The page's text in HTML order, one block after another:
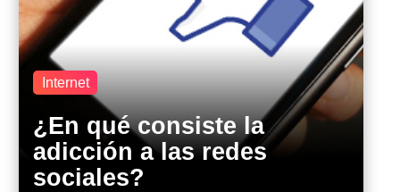
Internet
¿En qué consiste la
adicción a las redes
sociales?